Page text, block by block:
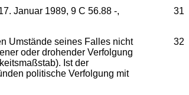
31
Januar 1989, 9 C 56.88 -,
32
Umstände seines Falles nicht
oder drohender Verfolgung
Ist der
politische Verfolgung mit